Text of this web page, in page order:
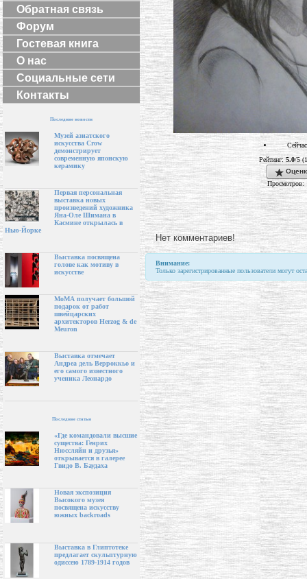
Обратная связь
Форум
Гостевая книга
О нас
Социальные сети
Контакты
Последние новости
Музей азиатского
искусства Crow
демонстрирует
современную японскую
керамику
Первая персональная
выставка новых
произведений художника
Яна-Оле Шимана в
Касмине открылась в
Нью-Йорке
Выставка посвящена
голове как мотиву в
искусстве
МоМА получает большой
подарок от работ
швейцарских
архитекторов Herzog & de
Meuron
Выставка отмечает
Андреа дель Верроккьо и
его самого известного
ученика Леонардо
Последние статьи
«Где командовали высшие
существа: Генрих
Нюссляйн и друзья»
открывается в галерее
Гвидо В. Баудаха
Новая экспозиция
Высокого музея
посвящена искусству
южных backroads
Выставка в Глиптотеке
предлагает скульптурную
одиссею 1789-1914 годов
Рейтинг:5.0/5
Просмотров:
Нет комментариев!
Внимание:
Только зарегистрированные пользователи могут